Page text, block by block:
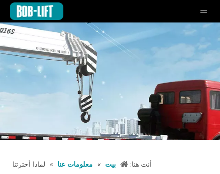
أنت هنا: بيت » معلومات عنا » لماذا أخترتنا